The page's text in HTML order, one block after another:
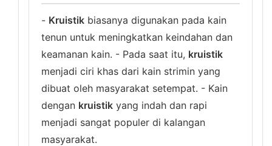
- Kruistik biasanya digunakan pada kain
tenun untuk meningkatkan keindahan dan
keamanan kain. - Pada saat itu, kruistik
menjadi ciri khas dari kain strimin yang
dibuat oleh masyarakat setempat. - Kain
dengan kruistik yang indah dan rapi
menjadi sangat populer di kalangan
masyarakat.